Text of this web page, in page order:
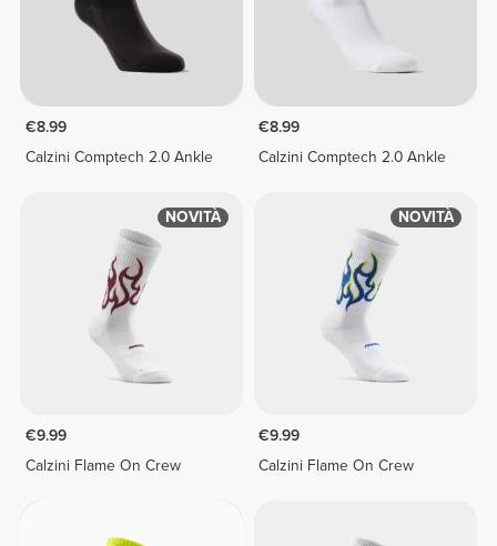
€8.99
Calzini Comptech 2.0 Ankle
€8.99
Calzini Comptech 2.0 Ankle
NOVITÀ
€9.99
Calzini Flame On Crew
NOVITÀ
€9.99
Calzini Flame On Crew